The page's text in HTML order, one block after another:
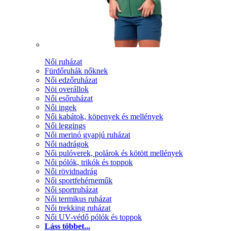
Női ruházat
Fürdőruhák nőknek
Női edzőruházat
Nöi overállok
Női esőruházat
Női ingek
Női kabátok, köpenyek és mellények
Női leggings
Női merinó gyapjú ruházat
Női nadrágok
Női pulóverek, polárok és kötött mellények
Női pólók, trikók és toppok
Női rövidnadrág
Női sportfehérneműk
Női sportruházat
Női termikus ruházat
Női trekking ruházat
Női UV-védő pólók és toppok
Láss többet...